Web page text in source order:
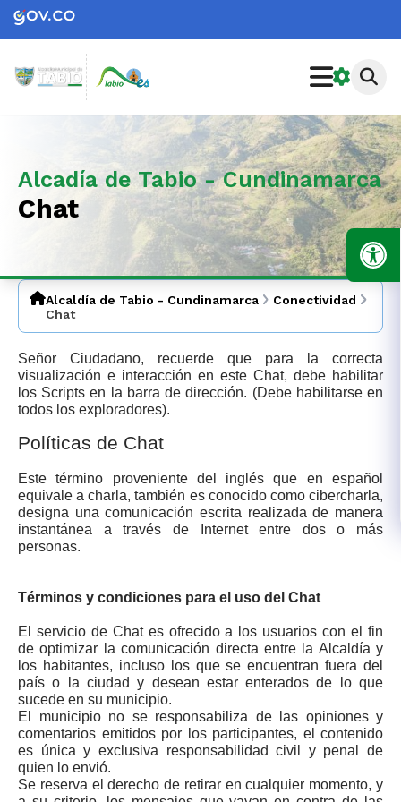
Alcadía de Tabio - Cundinamarca
Chat
Alcaldía de Tabio - Cundinamarca
Conectividad
Chat
Señor Ciudadano, recuerde que para la correcta
visualización e interacción en este Chat, debe habilitar
los Scripts en la barra de dirección. (Debe habilitarse en
todos los exploradores).​
Políticas de Chat
Este término proveniente del inglés que en español
equivale a charla, también es conocido como cibercharla,
designa una comunicación escrita realizada de manera
instantánea a través de Internet entre dos o más
personas.
Términos y condiciones para e​l uso del Chat
El servicio de Chat es ofrecido a los usuarios con el fin
de optimizar la comunicación directa entre la Alcaldía y
los habitantes, incluso los que se encuentran fuera del
país o la ciudad y desean estar enterados de lo que
sucede en su municipio.
El municipio no se responsabiliza de las opiniones y
comentarios emitidos por los participantes, el contenido
es única y exclusiva responsabilidad civil y penal de
quien lo envió.
Se reserva el derecho de retirar en cualquier momento, y